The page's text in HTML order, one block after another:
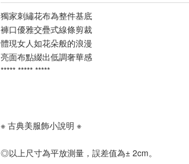
獨家刺繡花布為整件基底
褲口優雅交疊式線條剪裁
體現女人如花朵般的浪漫
亮面布點綴出低調奢華感
***** ***** *****
※ 古典美服飾小說明 ※
◎以上尺寸為平放測量，誤差值為± 2cm。